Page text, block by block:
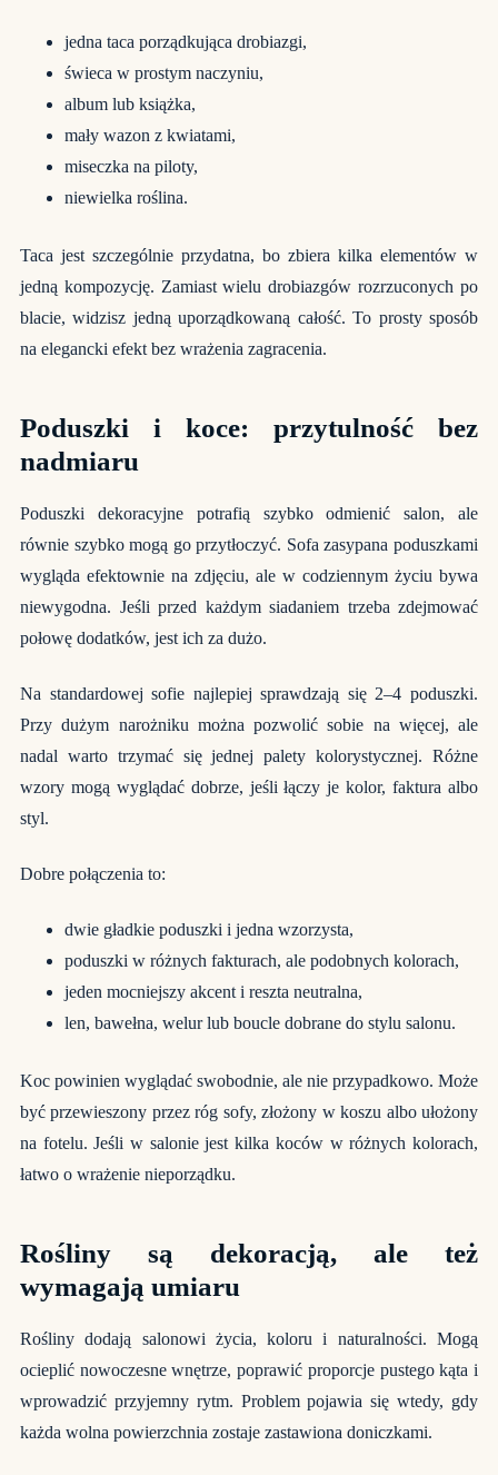
jedna taca porządkująca drobiazgi,
świeca w prostym naczyniu,
album lub książka,
mały wazon z kwiatami,
miseczka na piloty,
niewielka roślina.
Taca jest szczególnie przydatna, bo zbiera kilka elementów w
jedną kompozycję. Zamiast wielu drobiazgów rozrzuconych po
blacie, widzisz jedną uporządkowaną całość. To prosty sposób
na elegancki efekt bez wrażenia zagracenia.
Poduszki i koce: przytulność bez
nadmiaru
Poduszki dekoracyjne potrafią szybko odmienić salon, ale
równie szybko mogą go przytłoczyć. Sofa zasypana poduszkami
wygląda efektownie na zdjęciu, ale w codziennym życiu bywa
niewygodna. Jeśli przed każdym siadaniem trzeba zdejmować
połowę dodatków, jest ich za dużo.
Na standardowej sofie najlepiej sprawdzają się 2–4 poduszki.
Przy dużym narożniku można pozwolić sobie na więcej, ale
nadal warto trzymać się jednej palety kolorystycznej. Różne
wzory mogą wyglądać dobrze, jeśli łączy je kolor, faktura albo
styl.
Dobre połączenia to:
dwie gładkie poduszki i jedna wzorzysta,
poduszki w różnych fakturach, ale podobnych kolorach,
jeden mocniejszy akcent i reszta neutralna,
len, bawełna, welur lub boucle dobrane do stylu salonu.
Koc powinien wyglądać swobodnie, ale nie przypadkowo. Może
być przewieszony przez róg sofy, złożony w koszu albo ułożony
na fotelu. Jeśli w salonie jest kilka koców w różnych kolorach,
łatwo o wrażenie nieporządku.
Rośliny są dekoracją, ale też
wymagają umiaru
Rośliny dodają salonowi życia, koloru i naturalności. Mogą
ocieplić nowoczesne wnętrze, poprawić proporcje pustego kąta i
wprowadzić przyjemny rytm. Problem pojawia się wtedy, gdy
każda wolna powierzchnia zostaje zastawiona doniczkami.